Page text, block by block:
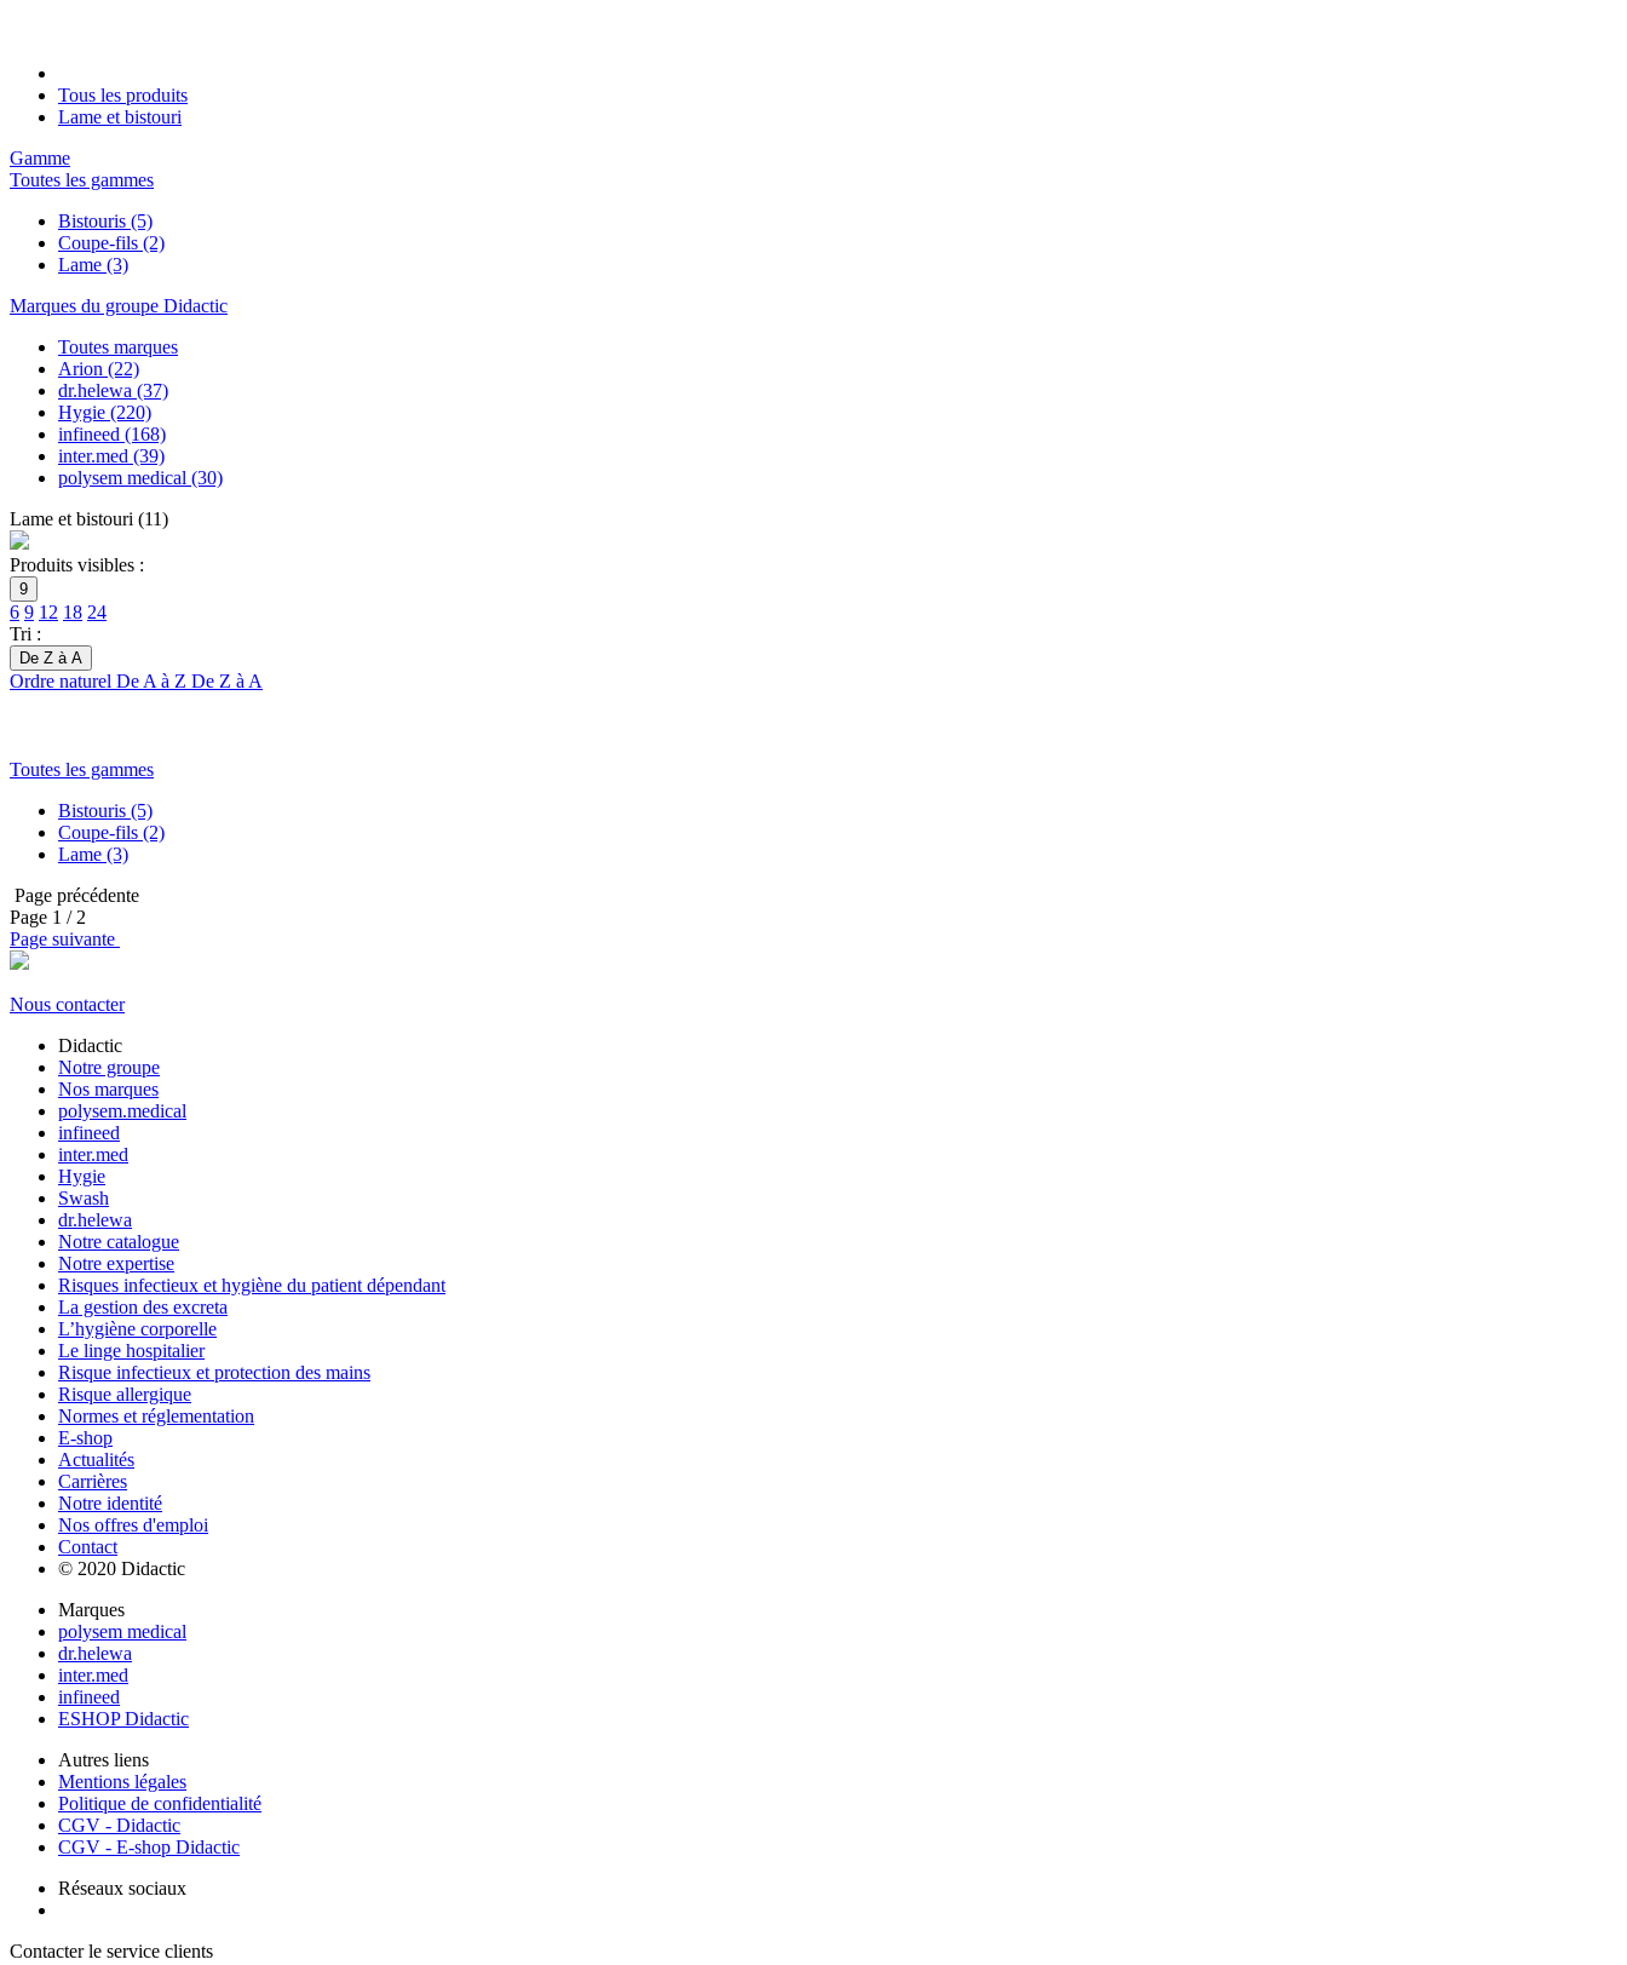
Tous les produits
Lame et bistouri
Gamme
Toutes les gammes
Bistouris (5)
Coupe-fils (2)
Lame (3)
Marques du groupe Didactic
Toutes marques
Arion (22)
dr.helewa (37)
Hygie (220)
infineed (168)
inter.med (39)
polysem medical (30)
Lame et bistouri (11)
Produits visibles :
9
6 9 12 18 24
Tri :
De Z à A
Ordre naturel De A à Z De Z à A
Toutes les gammes
Bistouris (5)
Coupe-fils (2)
Lame (3)
Page précédente
Page 1 / 2
Page suivante
Nous contacter
Didactic
Notre groupe
Nos marques
polysem.medical
infineed
inter.med
Hygie
Swash
dr.helewa
Notre catalogue
Notre expertise
Risques infectieux et hygiène du patient dépendant
La gestion des excreta
L’hygiène corporelle
Le linge hospitalier
Risque infectieux et protection des mains
Risque allergique
Normes et réglementation
E-shop
Actualités
Carrières
Notre identité
Nos offres d'emploi
Contact
© 2020 Didactic
Marques
polysem medical
dr.helewa
inter.med
infineed
ESHOP Didactic
Autres liens
Mentions légales
Politique de confidentialité
CGV - Didactic
CGV - E-shop Didactic
Réseaux sociaux
Contacter le service clients